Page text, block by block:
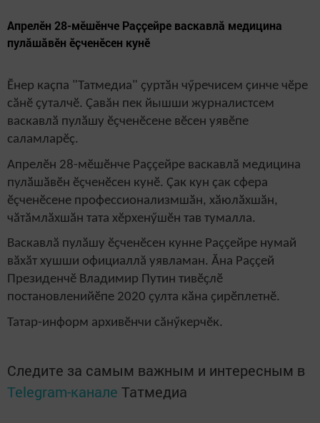
Апрелӗн 28-мӗшӗнче Раҫҫейре васкавлӑ медицина
пулӑшӑвӗн ӗҫченӗсен кунӗ
Ӗнер каçпа "Татмедиа" ҫуртӑн чӳречисем ҫинче чӗре
сӑнӗ ҫуталчӗ. Çавăн пек йышши журналистсем
васкавлӑ пулӑшу ӗҫченӗсене вӗсен уявӗпе
саламларӗç.
Апрелӗн 28-мӗшӗнче Раҫҫейре васкавлӑ медицина
пулӑшӑвӗн ӗҫченӗсен кунӗ. Çак кун çак сфера
ӗçченӗсене профессионализмшӑн, хӑюлӑхшӑн,
чӑтӑмлӑхшӑн тата хӗрхенӳшӗн тав тумалла.
Васкавлӑ пулӑшу ӗҫченӗсен кунне Раҫҫейре нумай
вӑхӑт хушши официаллă уявламан. Ӑна Раҫҫей
Президенчӗ Владимир Путин тивӗҫлӗ
постановленийӗпе 2020 ҫулта кӑна ҫирӗплетнӗ.
Татар-информ архивӗнчи сăнӳкерчӗк.
Следите за самым важным и интересным в
Telegram-канале Татмедиа